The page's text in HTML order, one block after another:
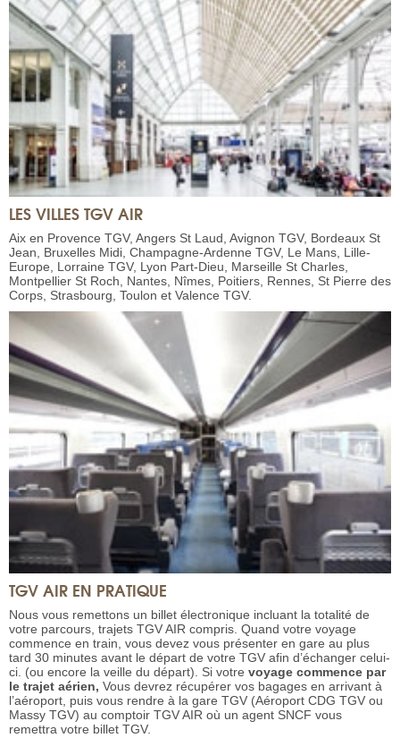
LES VILLES TGV AIR
Aix en Provence TGV, Angers St Laud, Avignon TGV, Bordeaux St
Jean, Bruxelles Midi, Champagne-Ardenne TGV, Le Mans, Lille-
Europe, Lorraine TGV, Lyon Part-Dieu, Marseille St Charles,
Montpellier St Roch, Nantes, Nîmes, Poitiers, Rennes, St Pierre des
Corps, Strasbourg, Toulon et Valence TGV.
TGV AIR EN PRATIQUE
Nous vous remettons un billet électronique incluant la totalité de
votre parcours, trajets TGV AIR compris. Quand votre voyage
commence en train, vous devez vous présenter en gare au plus
tard 30 minutes avant le départ de votre TGV afin d’échanger celui-
ci. (ou encore la veille du départ). Si votre voyage commence par
le trajet aérien, Vous devrez récupérer vos bagages en arrivant à
l’aéroport, puis vous rendre à la gare TGV (Aéroport CDG TGV ou
Massy TGV) au comptoir TGV AIR où un agent SNCF vous
remettra votre billet TGV.